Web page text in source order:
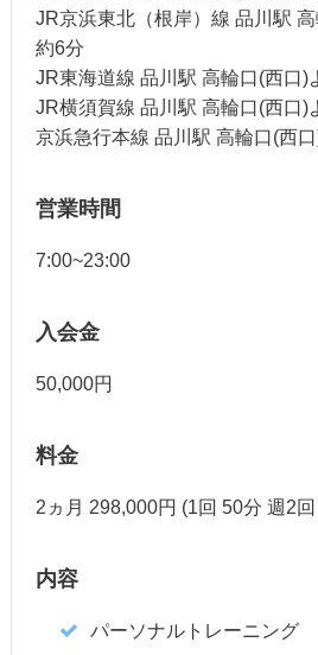
JR京浜東北（根岸）線 品川駅
約6分
JR東海道線 品川駅 高輪口(西口)
JR横須賀線 品川駅 高輪口(西口)
京浜急行本線 品川駅 高輪口(西
営業時間
7:00~23:00
入会金
50,000円
料金
2ヵ月 298,000円 (1回 50分 週2
内容
パーソナルトレーニング